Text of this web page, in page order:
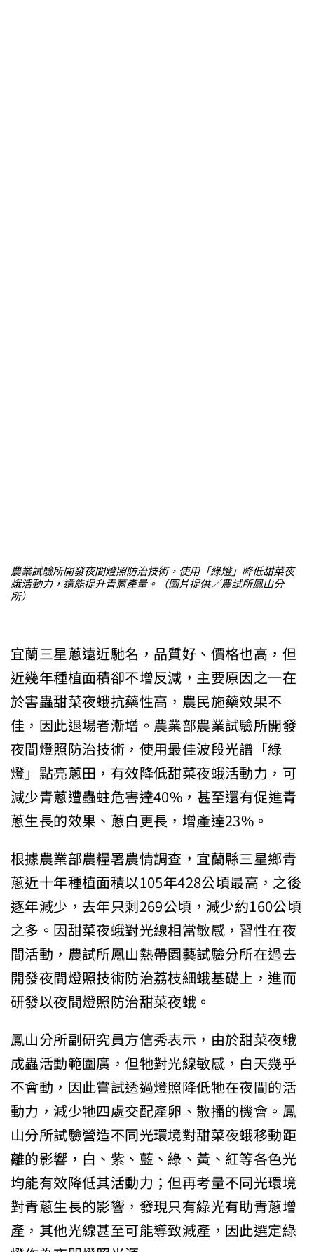
農業試驗所開發夜間燈照防治技術，使用「綠燈」降低甜菜夜
蛾活動力，還能提升青蔥產量。（圖片提供／農試所鳳山分
所）
宜蘭三星蔥遠近馳名，品質好、價格也高，但
近幾年種植面積卻不增反減，主要原因之一在
於害蟲甜菜夜蛾抗藥性高，農民施藥效果不
佳，因此退場者漸增。農業部農業試驗所開發
夜間燈照防治技術，使用最佳波段光譜「綠
燈」點亮蔥田，有效降低甜菜夜蛾活動力，可
減少青蔥遭蟲蛀危害達40%，甚至還有促進青
蔥生長的效果、蔥白更長，增產達23%。
根據農業部農糧署農情調查，宜蘭縣三星鄉青
蔥近十年種植面積以105年428公頃最高，之後
逐年減少，去年只剩269公頃，減少約160公頃
之多。因甜菜夜蛾對光線相當敏感，習性在夜
間活動，農試所鳳山熱帶園藝試驗分所在過去
開發夜間燈照技術防治荔枝細蛾基礎上，進而
研發以夜間燈照防治甜菜夜蛾。
鳳山分所副研究員方信秀表示，由於甜菜夜蛾
成蟲活動範圍廣，但牠對光線敏感，白天幾乎
不會動，因此嘗試透過燈照降低牠在夜間的活
動力，減少牠四處交配產卵、散播的機會。鳳
山分所試驗營造不同光環境對甜菜夜蛾移動距
離的影響，白、紫、藍、綠、黃、紅等各色光
均能有效降低其活動力；但再考量不同光環境
對青蔥生長的影響，發現只有綠光有助青蔥增
產，其他光線甚至可能導致減產，因此選定綠